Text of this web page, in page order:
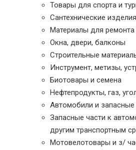
Товары для спорта и
Сантехнические изделия
Материалы для ремонта
Окна, двери, балконы
Строительные
Инструмент, метизы,
Биотовары и семена
Нефтепродукты, газ,
Автомобили и запасные
Запасные части к
другим транспортным
Мотовелотовары и з/